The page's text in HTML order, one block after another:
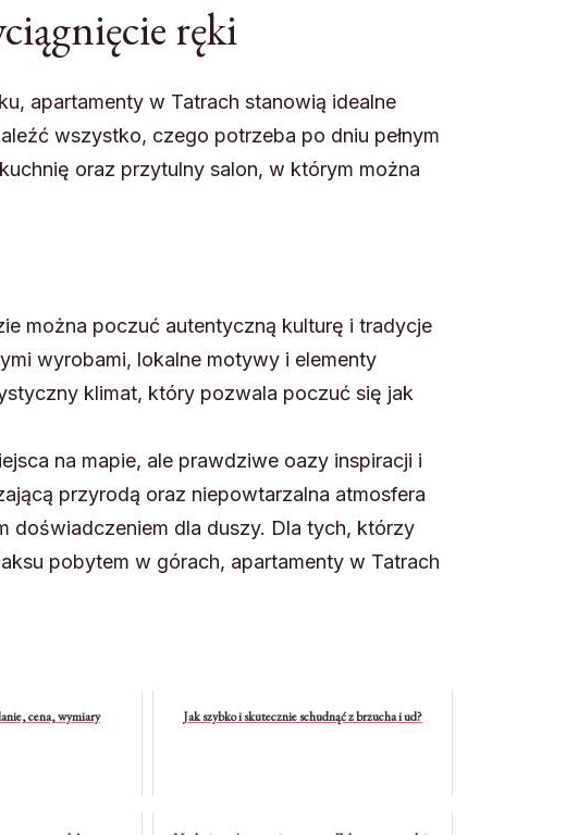
ręki
apartamenty w Tatrach stanowią idealne
wszystko, czego potrzeba po dniu pełnym
oraz przytulny salon, w którym można
można poczuć autentyczną kulturę i tradycje
wyrobami, lokalne motywy i elementy
klimat, który pozwala poczuć się jak
na mapie, ale prawdziwe oazy inspiracji i
przyrodą oraz niepowtarzalna atmosfera
doświadczeniem dla duszy. Dla tych, którzy
pobytem w górach, apartamenty w Tatrach
cena, wymiary Jak szybko i skutecznie schudnąć z brzucha i ud?